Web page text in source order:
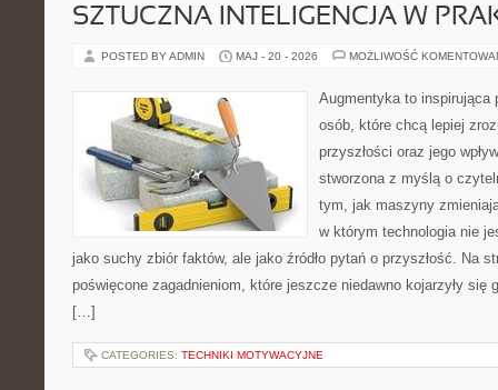
SZTUCZNA INTELIGENCJA W
POSTED BY ADMIN MAJ - 20 - 2026 MOŻLIWOŚĆ
Augmentyka to inspirująca
osób, które chcą lepiej
przyszłości oraz jego
stworzona z myślą o
tym, jak maszyny
w którym technologia nie
jako suchy zbiór faktów, ale jako źródło pytań o przyszłość. Na
poświęcone zagadnieniom, które jeszcze niedawno kojarzyły się
[…]
CATEGORIES: TECHNIKI MOTYWACYJNE